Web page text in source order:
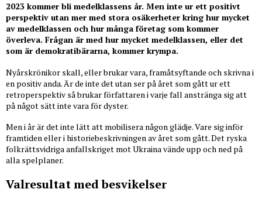
2023 kommer bli medelklassens år. Men inte ur ett positivt
perspektiv utan mer med stora osäkerheter kring hur mycket
av medelklassen och hur många företag som kommer
överleva. Frågan är med hur mycket medelklassen, eller det
som är demokratibärarna, kommer krympa.
Nyårskrönikor skall, eller brukar vara, framåtsyftande och skrivna i
en positiv anda. Är de inte det utan ser på året som gått ur ett
retroperspektiv så brukar författaren i varje fall anstränga sig att
på något sätt inte vara för dyster.
Men i år är det inte lätt att mobilisera någon glädje. Vare sig inför
framtiden eller i historiebeskrivningen av året som gått. Det ryska
folkrättsvidriga anfallskriget mot Ukraina vände upp och ned på
alla spelplaner.
Valresultat med besvikelser